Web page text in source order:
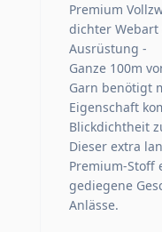
Premium
dichter Webart
Ausrüstung -
Ganze 100m
Garn benötigt
Eigenschaft
Blickdichtheit
Dieser extra
Premium-Stoff
gediegene
Anlässe.